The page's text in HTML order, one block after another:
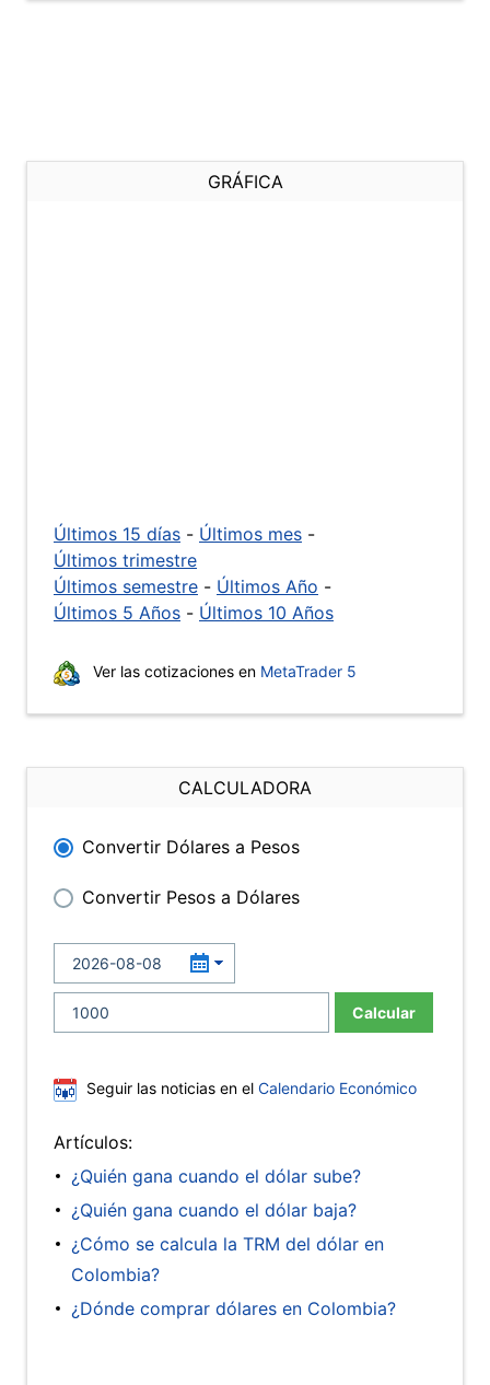
GRÁFICA
Últimos 15 días - Últimos mes -
Últimos trimestre
Últimos semestre - Últimos Año -
Últimos 5 Años - Últimos 10 Años
Ver las cotizaciones en MetaTrader 5
CALCULADORA
Convertir Dólares a Pesos
Convertir Pesos a Dólares
Calcular
Seguir las noticias en el Calendario Económico
Artículos:
¿Quién gana cuando el dólar sube?
¿Quién gana cuando el dólar baja?
¿Cómo se calcula la TRM del dólar en
Colombia?
¿Dónde comprar dólares en Colombia?